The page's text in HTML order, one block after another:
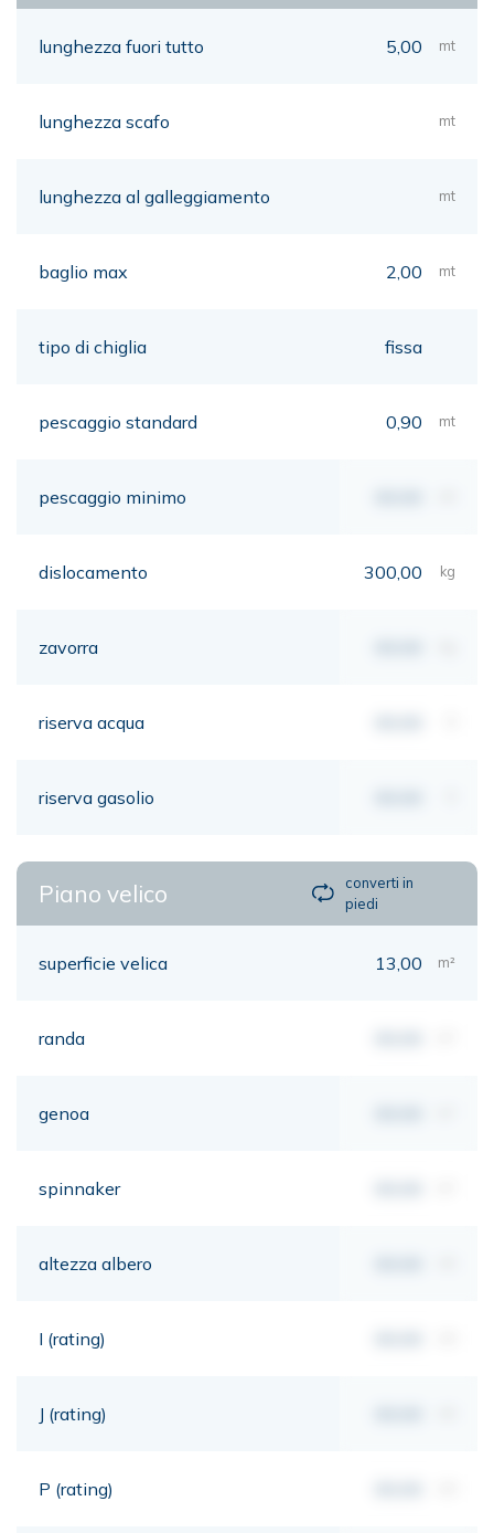
lunghezza fuori tutto 5,00 mt
lunghezza scafo mt
lunghezza al galleggiamento mt
baglio max 2,00 mt
tipo di chiglia fissa
pescaggio standard 0,90 mt
pescaggio minimo
dislocamento 300,00 kg
zavorra
riserva acqua
riserva gasolio
Piano velico
converti in
piedi
superficie velica 13,00 m²
randa
genoa
spinnaker
altezza albero
I (rating)
J (rating)
P (rating)